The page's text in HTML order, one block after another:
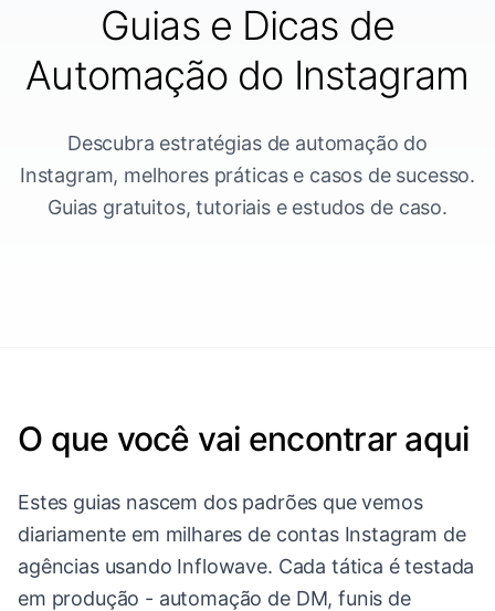
Guias e Dicas de
Automação do Instagram
Descubra estratégias de automação do
Instagram, melhores práticas e casos de sucesso.
Guias gratuitos, tutoriais e estudos de caso.
O que você vai encontrar aqui
Estes guias nascem dos padrões que vemos
diariamente em milhares de contas Instagram de
agências usando Inflowave. Cada tática é testada
em produção - automação de DM, funis de